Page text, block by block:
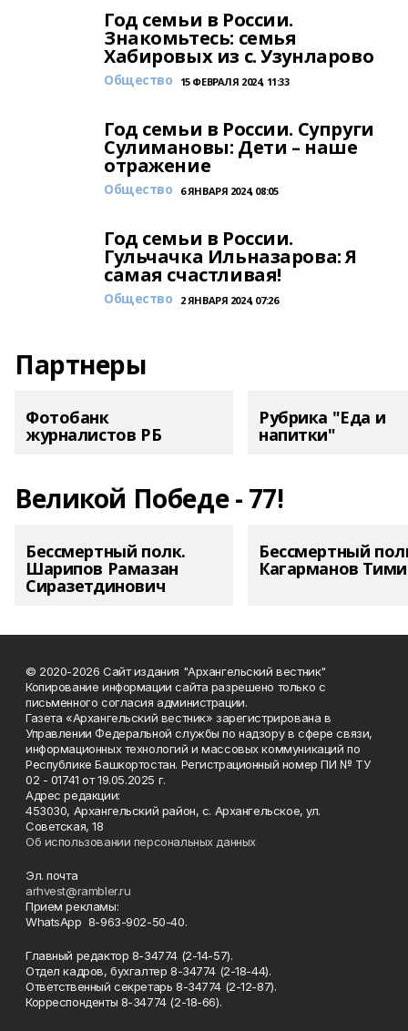
Год семьи в России.
Знакомьтесь: семья
Хабировых из с. Узунларово
Общество 15 ФЕВРАЛЯ 2024, 11:33
Год семьи в России. Супруги
Сулимановы: Дети – наше
отражение
Общество 6 ЯНВАРЯ 2024, 08:05
Год семьи в России.
Гульчачка Ильназарова: Я
самая счастливая!
Общество 2 ЯНВАРЯ 2024, 07:26
Партнеры
Фотобанк
журналистов РБ
Рубрика "Еда и
напитки"
Великой Победе - 77!
Бессмертный полк.
Шарипов Рамазан
Сиразетдинович
Бессмертный
Кагарманов
© 2020-2026 Сайт издания "Архангельский вестник"
Копирование информации сайта разрешено только с
письменного согласия администрации.
Газета «Архангельский вестник» зарегистрирована в
Управлении Федеральной службы по надзору в сфере связи,
информационных технологий и массовых коммуникаций по
Республике Башкортостан. Регистрационный номер ПИ № ТУ
02 - 01741 от 19.05.2025 г.
Адрес редакции:
453030, Архангельский район, с. Архангельское, ул.
Советская, 18
Об использовании персональных данных
Эл. почта
arhvest@rambler.ru
Прием рекламы:
WhatsApp 8-963-902-50-40.
Главный редактор 8-34774 (2-14-57).
Отдел кадров, бухгалтер 8-34774 (2-18-44).
Ответственный секретарь 8-34774 (2-12-87).
Корреспонденты 8-34774 (2-18-66).